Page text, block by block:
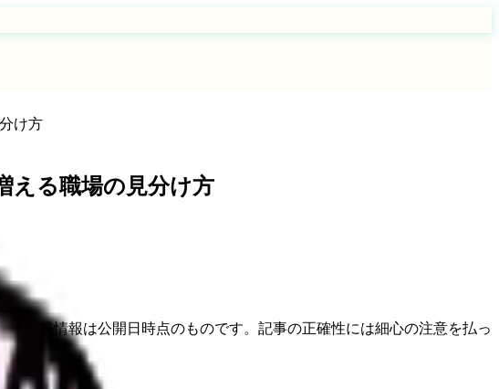
け方
える職場の見分け方
掲載情報は公開日時点のものです。記事の正確性には細心の注意を払っ